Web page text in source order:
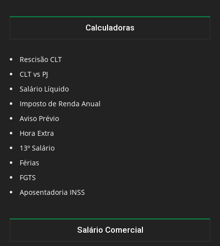
Calculadoras
Rescisão CLT
CLT vs PJ
Salário Líquido
Imposto de Renda Anual
Aviso Prévio
Hora Extra
13º Salário
Férias
FGTS
Aposentadoria INSS
Salário Comercial